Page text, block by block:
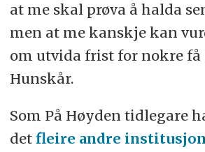
at me skal prøva å halda
men at me kanskje kan
om utvida frist for nokre få
Hunskår.
Som På Høyden tidlegare
det fleire andre